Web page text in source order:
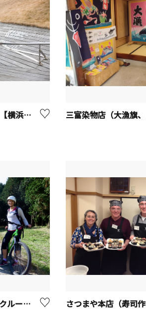
横濱ハイカラきもの館【横浜市】
箱根マウンテンバイククルージング